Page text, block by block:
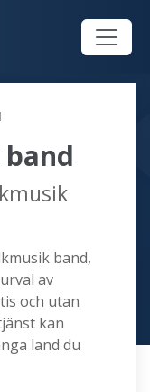
band,
av
och utan
kan
land du